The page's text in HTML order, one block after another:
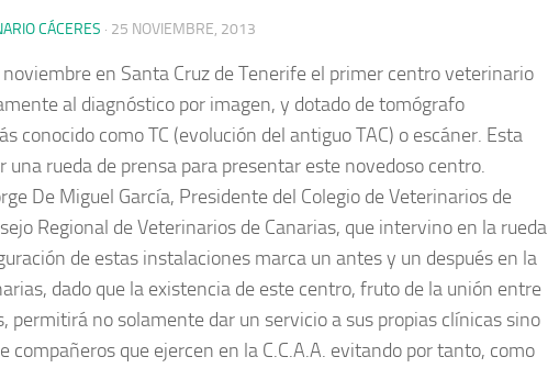
CÁCERES · 25 NOVIEMBRE, 2013
en Santa Cruz de Tenerife el primer centro veterinario
al diagnóstico por imagen, y dotado de tomógrafo
conocido como TC (evolución del antiguo TAC) o escáner. Esta
una rueda de prensa para presentar este novedoso centro.
De Miguel García, Presidente del Colegio de Veterinarios de
Regional de Veterinarios de Canarias, que intervino en la rueda
de estas instalaciones marca un antes y un después en la
dado que la existencia de este centro, fruto de la unión entre
permitirá no solamente dar un servicio a sus propias clínicas sino
compañeros que ejercen en la C.C.A.A. evitando por tanto, como